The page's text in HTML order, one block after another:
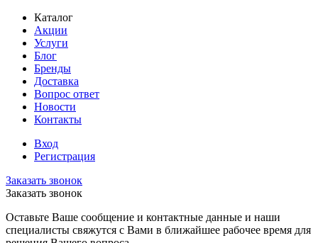
Каталог
Акции
Услуги
Блог
Бренды
Доставка
Вопрос ответ
Новости
Контакты
Вход
Регистрация
Заказать звонок
Заказать звонок
Оставьте Ваше сообщение и контактные данные и наши
специалисты свяжутся с Вами в ближайшее рабочее время для